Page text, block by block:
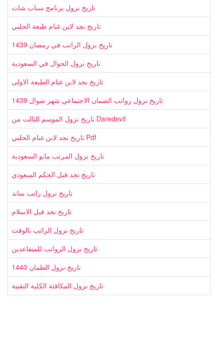
تاريخ نزول برنامج سناب شات
تاريخ نجد لابن غنام طبعة الحلبي
تاريخ نزول الراتب في رمضان 1439
تاريخ نزول الجوال في السعودية
تاريخ نجد لابن غنام الطبعة الاولى
تاريخ نزول رواتب الضمان الاجتماعي شهر شوال 1439
تاريخ نزول الموسم التالت من Daredevil
تاريخ نجد لابن غنام الحلبي Pdf
تاريخ نزول المرتب مابو السعودية
تاريخ نجد قبل الحكم السعودي
تاريخ نزول راتب ساند
تاريخ نجد قبل الاسلام
تاريخ نزول الراتب بالوقت
تاريخ نزول الرواتب للمتقاعدين
تاريخ نزول الظمان 1440
تاريخ نزول المكافئة الكلية التقنية